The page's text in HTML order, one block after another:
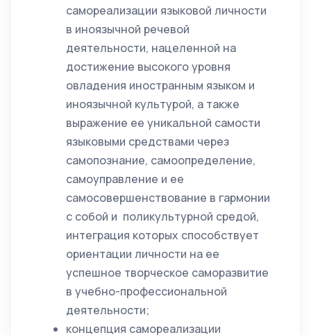
самореализации языковой личности
в иноязычной речевой
деятельности, нацеленной на
достижение высокого уровня
овладения иностранным языком и
иноязычной культурой, а также
выражение ее уникальной самости
языковыми средствами через
самопознание, самоопределение,
самоуправление и ее
самосовершенствование в гармонии
с собой и поликультурной средой,
интеграция которых способствует
ориентации личности на ее
успешное творческое саморазвитие
в учебно-профессиональной
деятельности;
концепция самореализации